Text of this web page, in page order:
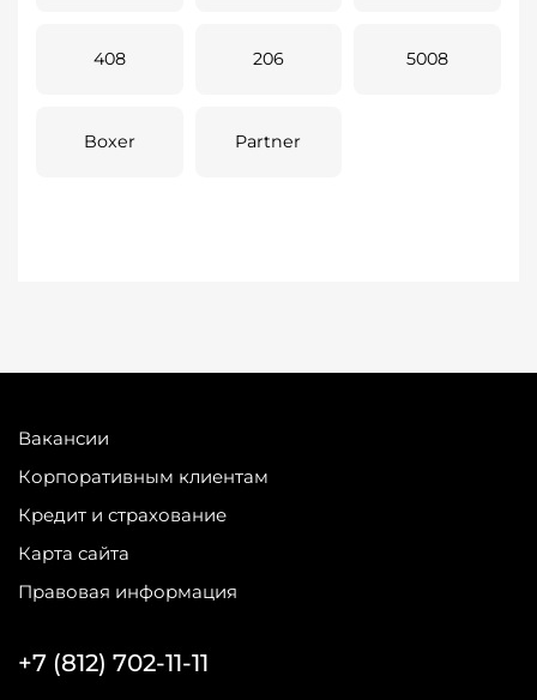
408 206 5008
Boxer Partner
Вакансии
Корпоративным клиентам
Кредит и страхование
Карта сайта
Правовая информация
+7 (812) 702-11-11